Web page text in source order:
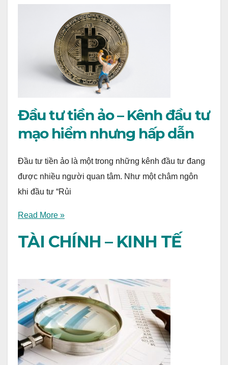
Đầu tư tiền ảo – Kênh đầu tư
mạo hiểm nhưng hấp dẫn
Đầu tư tiền ảo là một trong những kênh đầu tư đang
được nhiều người quan tâm. Như một châm ngôn
khi đầu tư “Rủi
Read More »
TÀI CHÍNH – KINH TẾ